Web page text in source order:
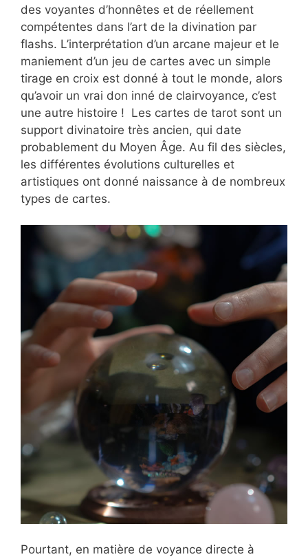
des voyantes d’honnêtes et de réellement
compétentes dans l’art de la divination par
flashs. L’interprétation d’un arcane majeur et le
maniement d’un jeu de cartes avec un simple
tirage en croix est donné à tout le monde, alors
qu’avoir un vrai don inné de clairvoyance, c’est
une autre histoire ! Les cartes de tarot sont un
support divinatoire très ancien, qui date
probablement du Moyen Âge. Au fil des siècles,
les différentes évolutions culturelles et
artistiques ont donné naissance à de nombreux
types de cartes.
Pourtant, en matière de voyance directe à